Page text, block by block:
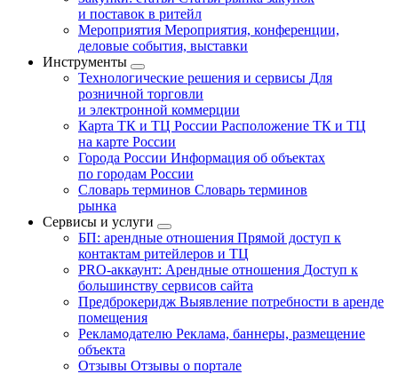
и поставок в ритейл
Мероприятия Мероприятия, конференции,
деловые события, выставки
Инструменты
Технологические решения и сервисы Для
розничной торговли
и электронной коммерции
Карта ТК и ТЦ России Расположение ТК и ТЦ
на карте России
Города России Информация об объектах
по городам России
Словарь терминов Словарь терминов
рынка
Сервисы и услуги
БП: арендные отношения Прямой доступ к
контактам ритейлеров и ТЦ
PRO-аккаунт: Арендные отношения Доступ к
большинству сервисов сайта
Предброкеридж Выявление потребности в аренде
помещения
Рекламодателю Реклама, баннеры, размещение
объекта
Отзывы Отзывы о портале